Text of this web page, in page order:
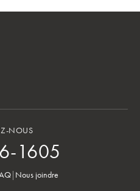
NOUS
1605
| Nous joindre